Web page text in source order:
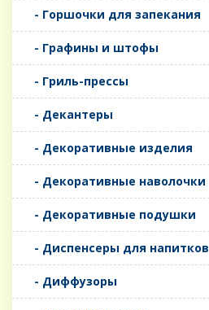
- Горшочки для запекания
- Графины и штофы
- Гриль-прессы
- Декантеры
- Декоративные изделия
- Декоративные наволочки
- Декоративные подушки
- Диспенсеры для напитков
- Диффузоры